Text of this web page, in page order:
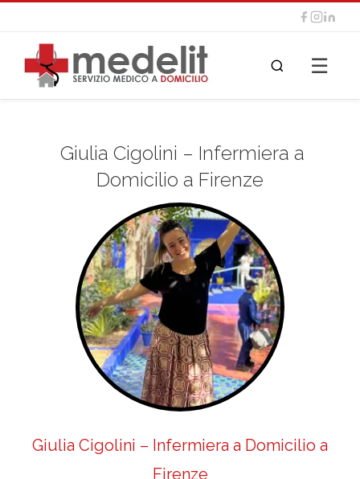
☰
Giulia Cigolini – Infermiera a
Domicilio a Firenze
Giulia Cigolini – Infermiera a Domicilio a
Firenze